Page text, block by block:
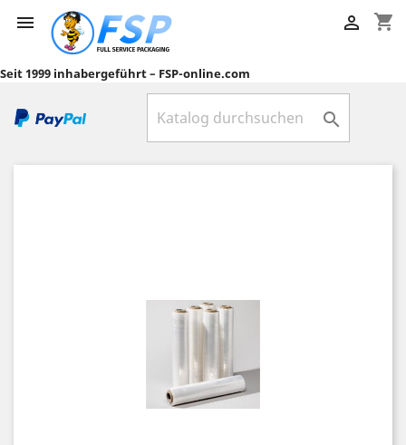
 shopping_cart

Seit 1999 inhabergeführt – FSP-online.com
